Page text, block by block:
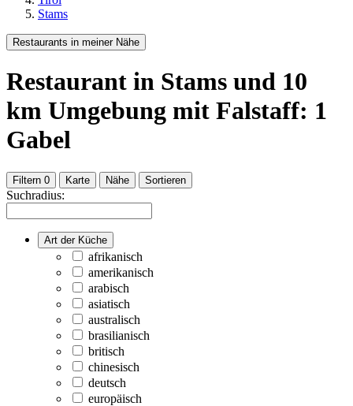
Stams
Restaurants in meiner Nähe
Restaurant in Stams und 10
km Umgebung mit Falstaff: 1
Gabel
Filtern 0 Karte Nähe Sortieren
Suchradius:
Art der Küche
afrikanisch
amerikanisch
arabisch
asiatisch
australisch
brasilianisch
britisch
chinesisch
deutsch
europäisch